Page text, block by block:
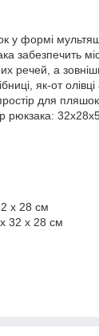
у формі
забезпечить
речей, а
як-от
для
рюкзака:
x 28 см
32 x 28 см